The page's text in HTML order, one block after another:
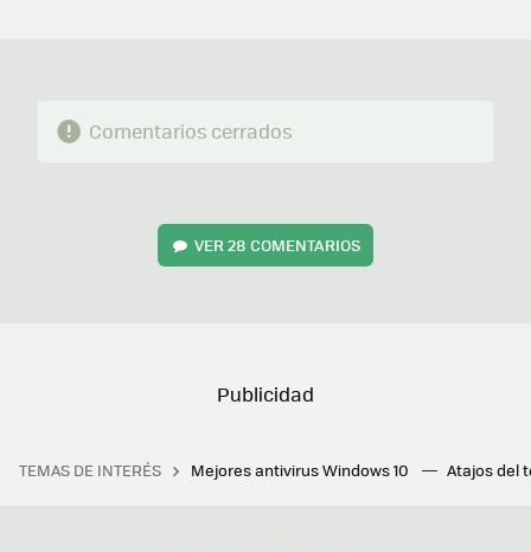
Comentarios cerrados
VER28 COMENTARIOS
TEMAS DE INTERÉS Mejores antivirus Windows 10 Atajos del